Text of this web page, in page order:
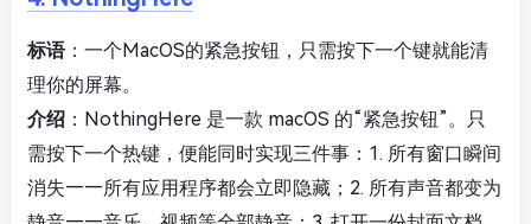
标语：一个MacOS的紧急按钮，只需按下一个键就能清
理你的屏幕。
介绍 ：NothingHere 是一款 macOS 的“紧急按钮”。只
需按下一个热键，便能同时实现三件事：1. 所有窗口瞬间
消失——所有应用程序都会立即隐藏；2. 所有声音都变为